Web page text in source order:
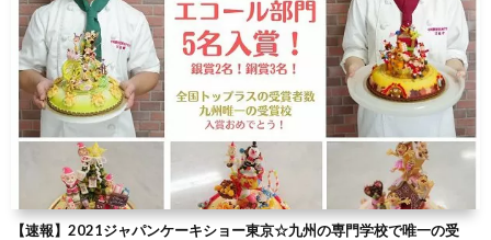
【速報】2021ジャパンケーキショー東京☆九州の専門学校で唯一の受